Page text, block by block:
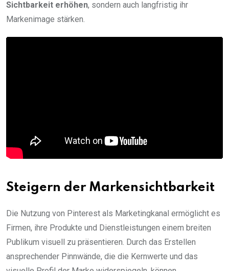
Sichtbarkeit erhöhen, sondern auch langfristig ihr
Markenimage stärken.
Steigern der Markensichtbarkeit
Die Nutzung von Pinterest als Marketingkanal ermöglicht es
Firmen, ihre Produkte und Dienstleistungen einem breiten
Publikum visuell zu präsentieren. Durch das Erstellen
ansprechender Pinnwände, die die Kernwerte und das